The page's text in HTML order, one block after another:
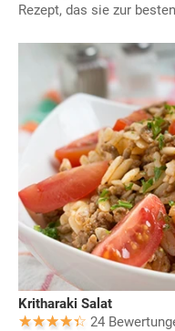
Rezept, das sie zur
Kritharaki Salat
24